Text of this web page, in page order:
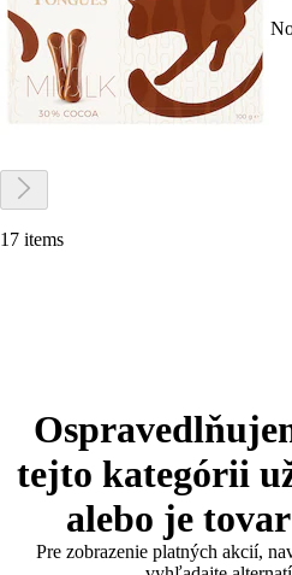
17 items
tejto kategórii
alebo je
Pre zobrazenie platných akcií,